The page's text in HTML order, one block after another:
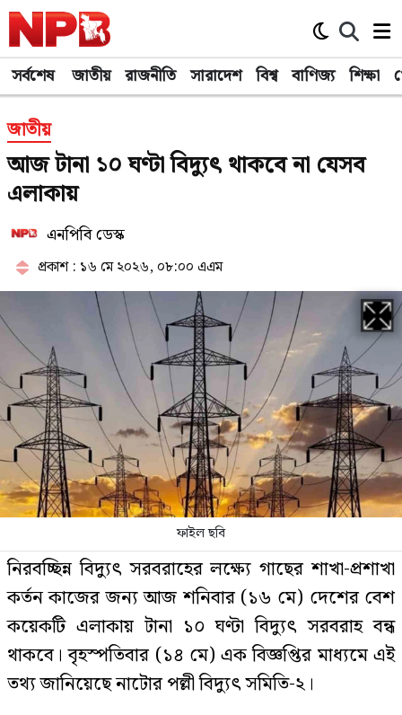
সর্বশেষ জাতীয় রাজনীতি সারাদেশ বিশ্ব বাণিজ্য শিক্ষা
জাতীয়
আজ টানা ১০ ঘণ্টা বিদ্যুৎ থাকবে না যেসব
এলাকায়
এনপিবি ডেস্ক
প্রকাশ : ১৬ মে ২০২৬, ০৮:০০ এএম
ফাইল ছবি
নিরবচ্ছিন্ন বিদ্যুৎ সরবরাহের লক্ষ্যে গাছের শাখা-প্রশাখা
কর্তন কাজের জন্য আজ শনিবার (১৬ মে) দেশের বেশ
কয়েকটি এলাকায় টানা ১০ ঘণ্টা বিদ্যুৎ সরবরাহ বন্ধ
থাকবে। বৃহস্পতিবার (১৪ মে) এক বিজ্ঞপ্তির মাধ্যমে এই
তথ্য জানিয়েছে নাটোর পল্লী বিদ্যুৎ সমিতি-২।